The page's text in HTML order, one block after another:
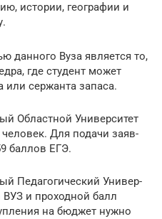
исто­рии, гео­гра­фии и
дан­но­го Вуза явля­ет­ся то,
где сту­дент может
или сер­жан­та запаса.
Област­ной Уни­вер­си­тет
чело­век. Для пода­чи заяв­
бал­лов ЕГЭ.
Педа­го­ги­че­ский Уни­вер­
и про­ход­ной балл
на бюд­жет нуж­но